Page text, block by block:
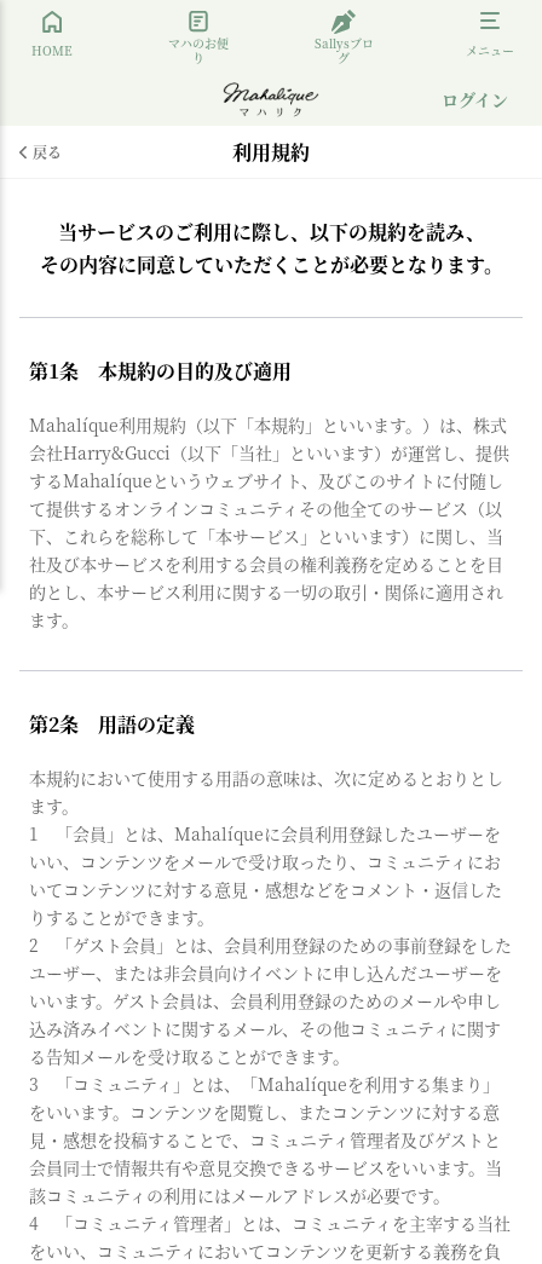
HOME
マハのお便
り
Sallysブロ
グ
メニュー
ログイン
戻る 利用規約
当サービスのご利用に際し、以下の規約を読み、
その内容に同意していただくことが必要となります。
第1条 本規約の目的及び適用
Mahalíque利用規約（以下「本規約」といいます。）は、株式
会社Harry&Gucci（以下「当社」といいます）が運営し、提供
するMahalíqueというウェブサイト、及びこのサイトに付随し
て提供するオンラインコミュニティその他全てのサービス（以
下、これらを総称して「本サービス」といいます）に関し、当
社及び本サービスを利用する会員の権利義務を定めることを目
的とし、本サービス利用に関する一切の取引・関係に適用され
ます。
第2条 用語の定義
本規約において使用する用語の意味は、次に定めるとおりとし
ます。
1 「会員」とは、Mahalíqueに会員利用登録したユーザーを
いい、コンテンツをメールで受け取ったり、コミュニティにお
いてコンテンツに対する意見・感想などをコメント・返信した
りすることができます。
2 「ゲスト会員」とは、会員利用登録のための事前登録をした
ユーザー、または非会員向けイベントに申し込んだユーザーを
いいます。ゲスト会員は、会員利用登録のためのメールや申し
込み済みイベントに関するメール、その他コミュニティに関す
る告知メールを受け取ることができます。
3 「コミュニティ」とは、「Mahalíqueを利用する集まり」
をいいます。コンテンツを閲覧し、またコンテンツに対する意
見・感想を投稿することで、コミュニティ管理者及びゲストと
会員同士で情報共有や意見交換できるサービスをいいます。当
該コミュニティの利用にはメールアドレスが必要です。
4 「コミュニティ管理者」とは、コミュニティを主宰する当社
をいい、コミュニティにおいてコンテンツを更新する義務を負